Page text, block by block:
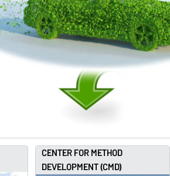
CENTER FOR METHOD
DEVELOPMENT (CMD)